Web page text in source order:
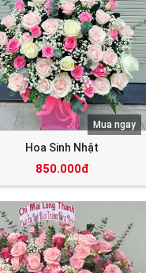
Hoa Sinh Nhật
850.000đ
Mua ngay